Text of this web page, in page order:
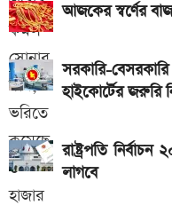
আজকের স্বর্ণের
একটু পর শুরু, চেলসি ও
এসএসসি ও সমমানের ফল
আসছে টানা ৫ দিনের বৃষ্টি!
আজকের স্বর্ণের
সরকারি-
হাইকোর্টের জরুরি
রাষ্ট্রপতি
লাগবে